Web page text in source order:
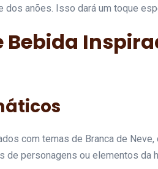
dos anões. Isso dará um toque
Bebida
com temas de Branca de
de personagens ou elementos da